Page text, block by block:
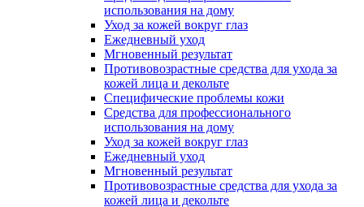
использования на дому
Уход за кожей вокруг глаз
Ежедневный уход
Мгновенный результат
Противовозрастные средства для ухода за
кожей лица и декольте
Специфические проблемы кожи
Средства для профессионального
использования на дому
Уход за кожей вокруг глаз
Ежедневный уход
Мгновенный результат
Противовозрастные средства для ухода за
кожей лица и декольте